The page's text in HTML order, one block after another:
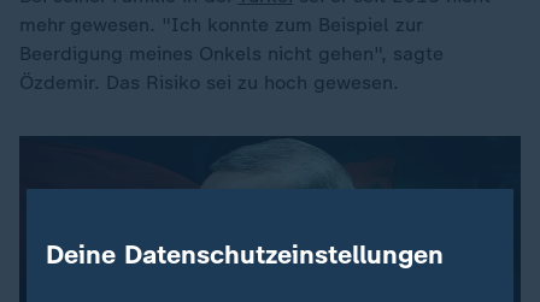
mehr gewesen. "Ich konnte zum Beispiel zur
Beerdigung meines Onkels nicht gehen", sagte
Özdemir. Das Risiko sei zu hoch gewesen.
Es ist ein Fehler aufgetreten. Versuche
Deine Datenschutzeinstellungen